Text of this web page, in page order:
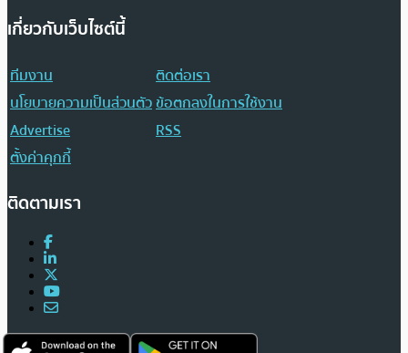
เกี่ยวกับเว็บไซต์นี้
ทีมงาน
ติดต่อเรา
นโยบายความเป็นส่วนตัวข้อตกลงในการใช้งาน
Advertise
RSS
ตั้งค่าคุกกี้
ติดตามเรา